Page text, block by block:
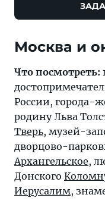
Москва и
Что посмотреть:
России,
родину Льва
Тверь, музей-
дворцово-
Архангельское,
Донского
Иерусалим,